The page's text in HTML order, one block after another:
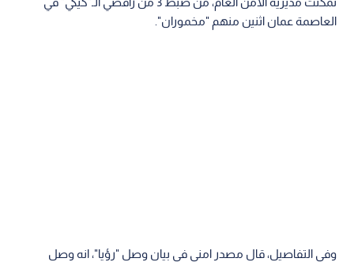
العاصمة عمان اثنين منهم "مخموران".
وفي التفاصيل، قال مصدر امني في بيان وصل "رؤيا"، انه وصل